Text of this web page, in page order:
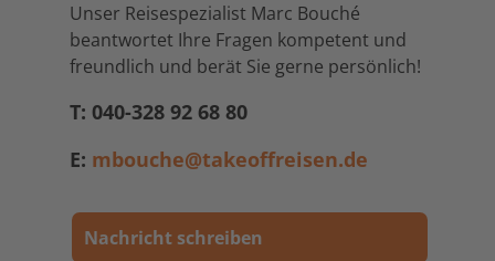
Unser Reisespezialist Marc Bouché
beantwortet Ihre Fragen kompetent und
freundlich und berät Sie gerne persönlich!
T: 040-328 92 68 80
E: mbouche@takeoffreisen.de
Nachricht schreiben